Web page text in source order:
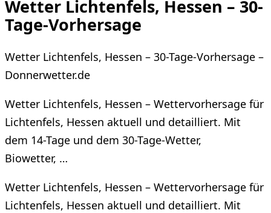
Wetter Lichtenfels, Hessen – 30-
Tage-Vorhersage
Wetter Lichtenfels, Hessen – 30-Tage-Vorhersage –
Donnerwetter.de
Wetter Lichtenfels, Hessen – Wettervorhersage für
Lichtenfels, Hessen aktuell und detailliert. Mit
dem 14-Tage und dem 30-Tage-Wetter,
Biowetter, …
Wetter Lichtenfels, Hessen – Wettervorhersage für
Lichtenfels, Hessen aktuell und detailliert. Mit